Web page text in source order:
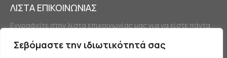
Σεβόμαστε την ιδιωτικότητά σας
ΛΙΣΤΑ ΕΠΙΚΟΙΝΩΝΙΑΣ
Εγγραφείτε στην λίστα επικοινωνίας μας για να είστε πάντα